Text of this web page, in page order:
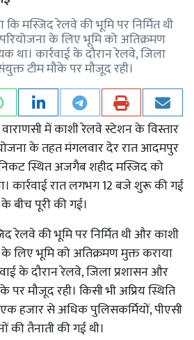
मस्जिद रेलवे की भूमि पर निर्मित थी
के लिए भूमि को अतिक्रमण
था। कार्रवाई के दौरान रेलवे, जिला
टीम मौके पर मौजूद रही।
में काशी रेलवे स्टेशन के विस्तार
के तहत मंगलवार देर रात आदमपुर
निकट स्थित अजगैब शहीद मस्जिद को
कार्रवाई रात लगभग 12 बजे शुरू की गई
बीच पूरी की गई।
रेलवे की भूमि पर निर्मित थी और काशी
लिए भूमि को अतिक्रमण मुक्त कराया
के दौरान रेलवे, जिला प्रशासन और
मौजूद रही। किसी भी अप्रिय स्थिति
हजार से अधिक पुलिसकर्मियों, पीएसी
की तैनाती की गई थी।